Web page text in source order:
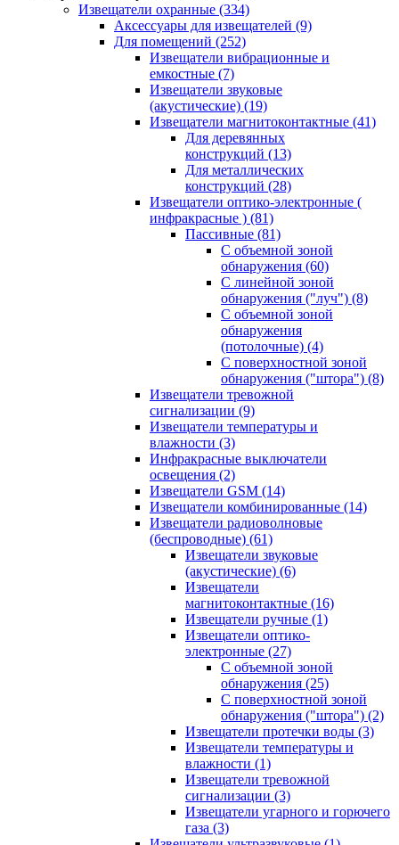
Извещатели охранные (334)
Аксессуары для извещателей (9)
Для помещений (252)
Извещатели вибрационные и
емкостные (7)
Извещатели звуковые
(акустические) (19)
Извещатели магнитоконтактные (41)
Для деревянных
конструкций (13)
Для металлических
конструкций (28)
Извещатели оптико-электронные (
инфракрасные ) (81)
Пассивные (81)
С объемной зоной
обнаружения (60)
С линейной зоной
обнаружения ("луч") (8)
С объемной зоной
обнаружения
(потолочные) (4)
С поверхностной зоной
обнаружения ("штора") (8)
Извещатели тревожной
сигнализации (9)
Извещатели температуры и
влажности (3)
Инфракрасные выключатели
освещения (2)
Извещатели GSM (14)
Извещатели комбинированные (14)
Извещатели радиоволновые
(беспроводные) (61)
Извещатели звуковые
(акустические) (6)
Извещатели
магнитоконтактные (16)
Извещатели ручные (1)
Извещатели оптико-
электронные (27)
С объемной зоной
обнаружения (25)
С поверхностной зоной
обнаружения ("штора") (2)
Извещатели протечки воды (3)
Извещатели температуры и
влажности (1)
Извещатели тревожной
сигнализации (3)
Извещатели угарного и горючего
газа (3)